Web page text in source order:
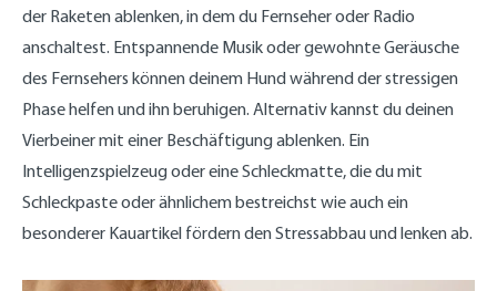
der Raketen ablenken, in dem du Fernseher oder Radio
anschaltest. Entspannende Musik oder gewohnte Geräusche
des Fernsehers können deinem Hund während der stressigen
Phase helfen und ihn beruhigen. Alternativ kannst du deinen
Vierbeiner mit einer Beschäftigung ablenken. Ein
Intelligenzspielzeug oder eine Schleckmatte, die du mit
Schleckpaste oder ähnlichem bestreichst wie auch ein
besonderer Kauartikel fördern den Stressabbau und lenken ab.